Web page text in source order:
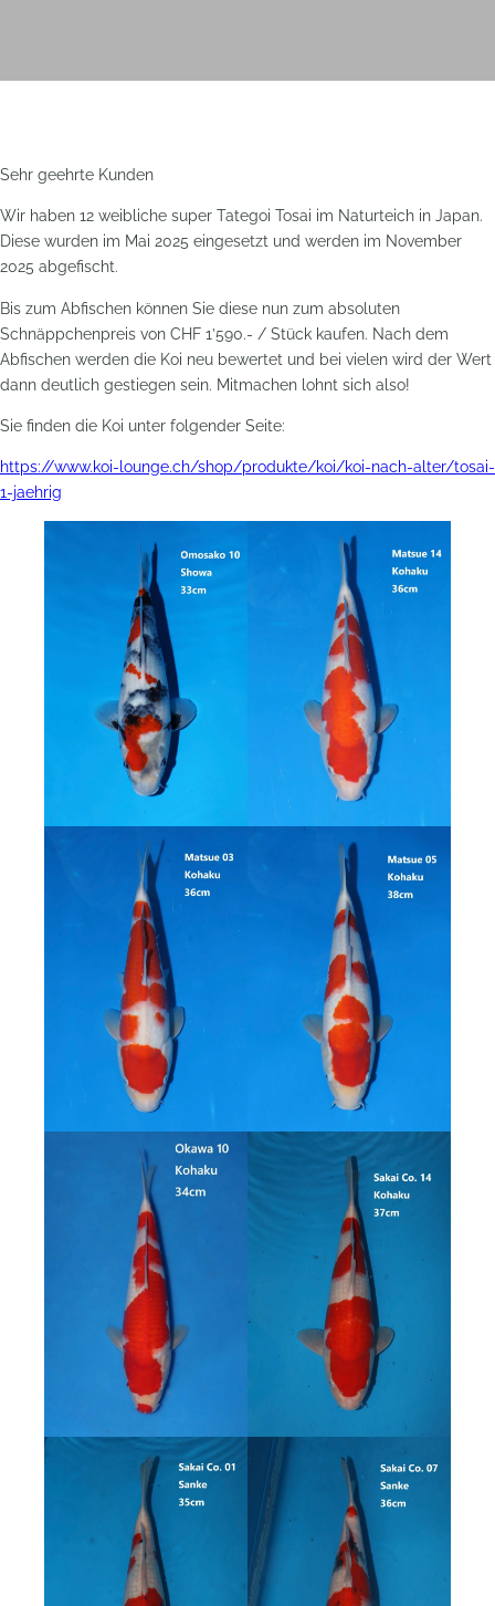
Sehr geehrte Kunden
Wir haben 12 weibliche super Tategoi Tosai im Naturteich in Japan.
Diese wurden im Mai 2025 eingesetzt und werden im November
2025 abgefischt.
Bis zum Abfischen können Sie diese nun zum absoluten
Schnäppchenpreis von CHF 1’590.- / Stück kaufen. Nach dem
Abfischen werden die Koi neu bewertet und bei vielen wird der Wert
dann deutlich gestiegen sein. Mitmachen lohnt sich also!
Sie finden die Koi unter folgender Seite:
https://www.koi-lounge.ch/shop/produkte/koi/koi-nach-alter/tosai-
1-jaehrig